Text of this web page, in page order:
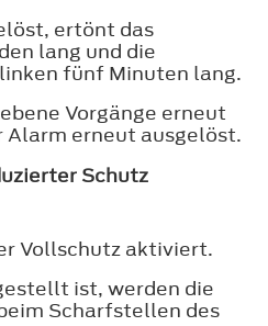
ertönt das
lang und die
fünf Minuten lang.
Vorgänge erneut
erneut ausgelöst.
Schutz
Vollschutz aktiviert.
ist, werden die
Scharfstellen des